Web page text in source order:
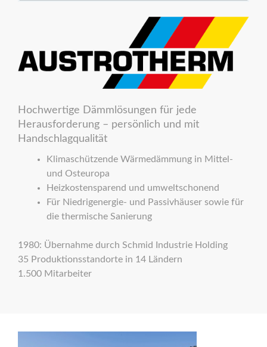
Hochwertige Dämmlösungen für jede
Herausforderung – persönlich und mit
Handschlagqualität
Klimaschützende Wärmedämmung in Mittel-
und Osteuropa
Heizkostensparend und umweltschonend
Für Niedrigenergie- und Passivhäuser sowie für
die thermische Sanierung
1980: Übernahme durch Schmid Industrie Holding
35 Produktionsstandorte in 14 Ländern
1.500 Mitarbeiter